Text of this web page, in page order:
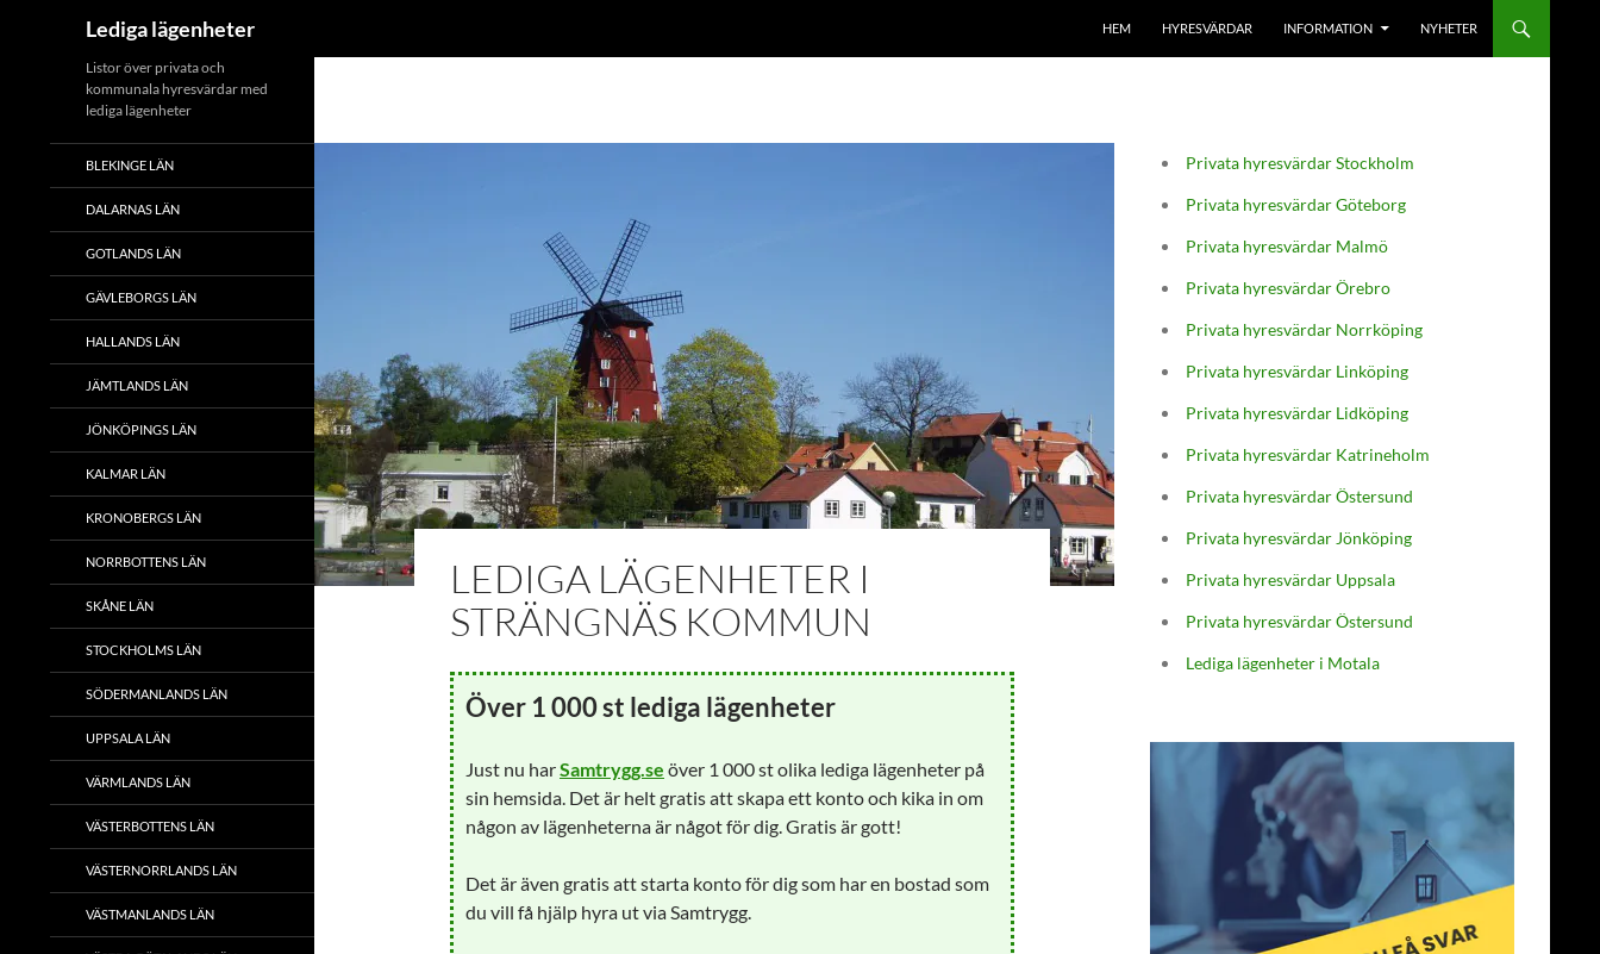
Lediga lägenheter HEM HYRESVÄRDAR INFORMATION NYHETER
LEDIGA LÄGENHETER I
STRÄNGNÄS KOMMUN
Över 1 000 st lediga lägenheter
Just nu harSamtrygg.se över 1 000 st olika lediga lägenheter på
sin hemsida. Det är helt gratis att skapa ett konto och kika in om
någon av lägenheterna är något för dig. Gratis är gott!
Det är även gratis att starta konto för dig som har en bostad som
du vill få hjälp hyra ut via Samtrygg.
Privata hyresvärdar Stockholm
Privata hyresvärdar Göteborg
Privata hyresvärdar Malmö
Privata hyresvärdar Örebro
Privata hyresvärdar Norrköping
Privata hyresvärdar Linköping
Privata hyresvärdar Lidköping
Privata hyresvärdar Katrineholm
Privata hyresvärdar Östersund
Privata hyresvärdar Jönköping
Privata hyresvärdar Uppsala
Privata hyresvärdar Östersund
Lediga lägenheter i Motala
Listor över privata och
kommunala hyresvärdar med
lediga lägenheter
BLEKINGE LÄN
DALARNAS LÄN
GOTLANDS LÄN
GÄVLEBORGS LÄN
HALLANDS LÄN
JÄMTLANDS LÄN
JÖNKÖPINGS LÄN
KALMAR LÄN
KRONOBERGS LÄN
NORRBOTTENS LÄN
SKÅNE LÄN
STOCKHOLMS LÄN
SÖDERMANLANDS LÄN
UPPSALA LÄN
VÄRMLANDS LÄN
VÄSTERBOTTENS LÄN
VÄSTERNORRLANDS LÄN
VÄSTMANLANDS LÄN